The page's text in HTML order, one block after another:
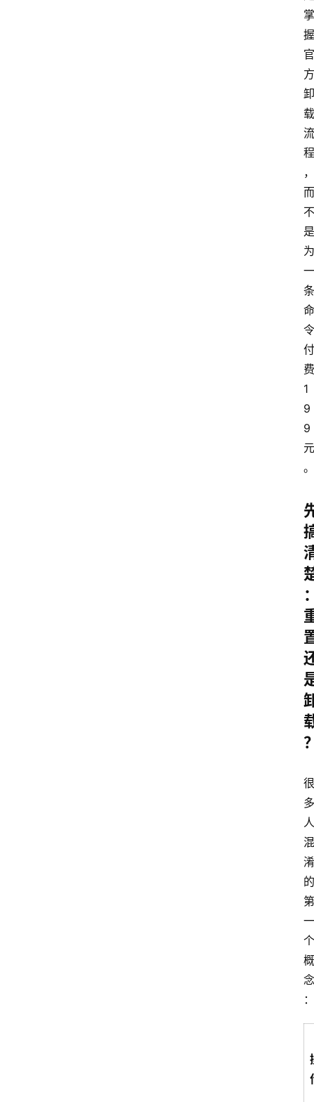
掌
握
官
方
卸
载
流
程
，
而
不
是
为
一
条
命
令
付
费
1
9
9
元
。
很
多
人
混
淆
的
第
一
个
概
念
：